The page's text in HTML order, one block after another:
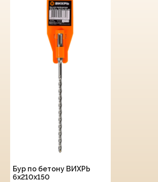
Бур по бетону ВИХРЬ
6x210x150